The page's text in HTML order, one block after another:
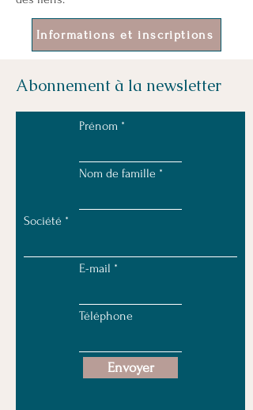
Informations et inscriptions
Abonnement à la newsletter
Prénom
Nom de famille
Société
E-mail
Téléphone
Envoyer